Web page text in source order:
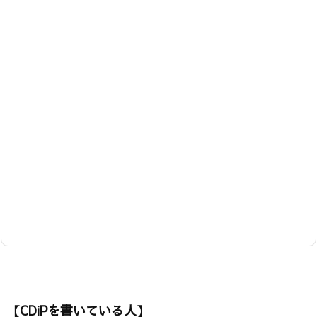
【CDiPを書いている人】